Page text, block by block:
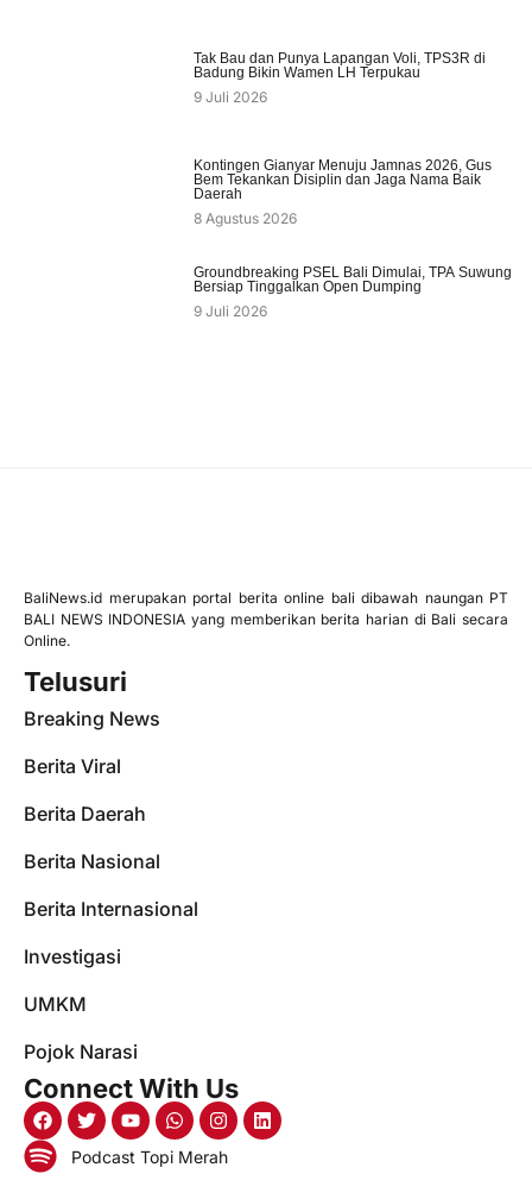
Tak Bau dan Punya Lapangan Voli, TPS3R di
Badung Bikin Wamen LH Terpukau
9 Juli 2026
Kontingen Gianyar Menuju Jamnas 2026, Gus
Bem Tekankan Disiplin dan Jaga Nama Baik
Daerah
8 Agustus 2026
Groundbreaking PSEL Bali Dimulai, TPA Suwung
Bersiap Tinggalkan Open Dumping
9 Juli 2026
BaliNews.id merupakan portal berita online bali dibawah naungan PT
BALI NEWS INDONESIA yang memberikan berita harian di Bali secara
Online.
Telusuri
Breaking News
Berita Viral
Berita Daerah
Berita Nasional
Berita Internasional
Investigasi
UMKM
Pojok Narasi
Connect With Us
Podcast Topi Merah